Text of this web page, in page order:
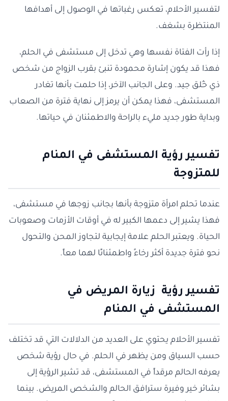
لتفسير الأحلام، تعكس رغباتها في الوصول إلى أهدافها
المنتظرة بشغف.
إذا رأت الفتاة نفسها وهي تدخل إلى مستشفى في الحلم،
فهذا قد يكون إشارة محمودة تنبئ بقرب الزواج من شخص
ذي خُلق جيد. وعلى الجانب الآخر، إذا حلمت بأنها تغادر
المستشفى، فهذا يمكن أن يرمز إلى نهاية فترة من الصعاب
وبداية طور جديد مليء بالراحة والاطمئنان في حياتها.
تفسير رؤية المستشفى في المنام
للمتزوجة
عندما تحلم امرأة متزوجة بأنها بجانب زوجها في مستشفى،
فهذا يشير إلى دعمها الكبير له في أوقات الأزمات وصعوبات
الحياة. ويعتبر الحلم علامة إيجابية لتجاوز المحن والتحول
نحو فترة جديدة أكثر رخاءً واطمئنانًا لهما معاً.
تفسير رؤية زيارة المريض في
المستشفى في المنام
تفسير الأحلام يحتوي على العديد من الدلالات التي قد تختلف
حسب السياق ومن يظهر في الحلم. في حال رؤية شخص
يعرفه الحالم مرقداً في المستشفى، قد تشير الرؤية إلى
بشائر خير وفيرة سترافق الحالم والشخص المريض. بينما